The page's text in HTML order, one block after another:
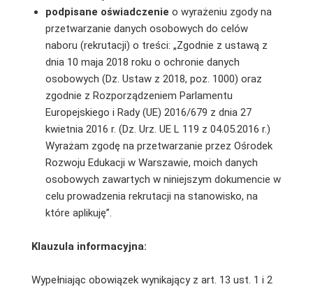
podpisane oświadczenie o wyrażeniu zgody na
przetwarzanie danych osobowych do celów
naboru (rekrutacji) o treści: „Zgodnie z ustawą z
dnia 10 maja 2018 roku o ochronie danych
osobowych (Dz. Ustaw z 2018, poz. 1000) oraz
zgodnie z Rozporządzeniem Parlamentu
Europejskiego i Rady (UE) 2016/679 z dnia 27
kwietnia 2016 r. (Dz. Urz. UE L 119 z 04.05.2016 r.)
Wyrażam zgodę na przetwarzanie przez Ośrodek
Rozwoju Edukacji w Warszawie, moich danych
osobowych zawartych w niniejszym dokumencie w
celu prowadzenia rekrutacji na stanowisko, na
które aplikuję”.
Klauzula informacyjna:
Wypełniając obowiązek wynikający z art. 13 ust. 1 i 2